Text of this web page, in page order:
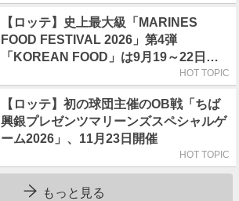
【ロッテ】史上最大級「MARINES
FOOD FESTIVAL 2026」第4弾
「KOREAN FOOD」は9月19～22日／
HOT TOPIC
【ロッテ】初の球団主催のOB戦「ちば
興銀プレゼンツマリーンズスペシャルゲ
ーム2026」、11月23日開催
HOT TOPIC
もっと見る